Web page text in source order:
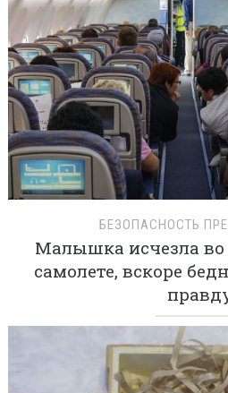
БЕЗОПАСНОСТЬ
Малышка исчезла во
самолете, вскоре